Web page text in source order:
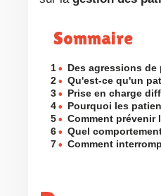
Sommaire
1 • Des agressions
2 • Qu'est-ce qu'un
3 • Prise en charge
4 • Pourquoi les
5 • Comment
6 • Quel
7 • Comment